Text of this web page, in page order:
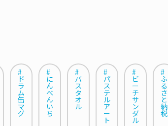
#
ド
ラ
ム
缶
マ
グ
#
に
ん
べ
ん
い
ち
#
バ
ス
タ
オ
ル
#
パ
ス
テ
ル
ア
ー
ト
#
ビ
ー
チ
サ
ン
ダ
ル
#
ふ
る
さ
と
納
税